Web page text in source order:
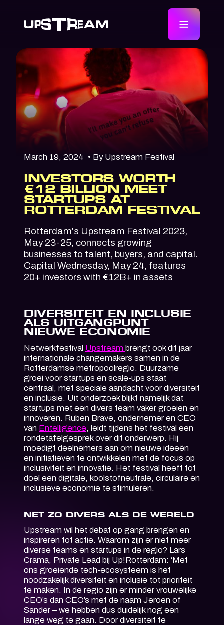
March 19, 2024 • By Upstream Festival
INVESTORS WORTH
€12 BILLION MEET
STARTUPS AT
ROTTERDAM FESTIVAL
Rotterdam's Upstream Festival 2023,
May 23-25, connects growing
businesses to talent, buyers, and capital.
Capital Wednesday, May 24, features
20+ investors with €12B+ in assets
DIVERSITEIT EN INCLUSIE
ALS UITGANGPUNT
NIEUWE ECONOMIE
Netwerkfestival Upstream brengt ook dit jaar
internationale changemakers samen in de
Rotterdamse metropoolregio. Duurzame
groei voor startups en scale-ups staat
centraal, met speciale aandacht voor diversiteit
en inclusie. Uit onderzoek blijkt namelijk dat
startups met een divers team vaker groeien en
innoveren. Ruben Brave, ondernemer en CEO
van Entelligence, leidt tijdens het festival een
rondetafelgesprek over dit onderwerp. Hij
moedigt deelnemers aan om nieuwe ideeën
en initiatieven te ontwikkelen met de focus op
inclusiviteit en innovatie. Het festival heeft tot
doel een digitale, koolstofneutrale, circulaire en
inclusieve economie te stimuleren.
NET ZO DIVERS ALS DE WERELD
Upstream wil het debat op gang brengen en
inspireren tot actie. Waarom zijn er niet meer
diverse teams en startups in de regio? Lars
Crama, Private Lead bij Up!Rotterdam: ‘Met
ons groeiende tech-ecosysteem is het
noodzakelijk diversiteit en inclusie tot prioriteit
te maken. In de regio zijn er minder vrouwelijke
CEO’s dan CEO’s met de naam Jeroen of
Sander – we hebben dus duidelijk nog een
lange weg te gaan. Door diversiteit te